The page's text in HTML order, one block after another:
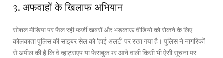
3. अफवाहों के खिलाफ अभियान
सोशल मीडिया पर फैल रही फर्जी खबरों और भड़काऊ वीडियो को रोकने के लिए
कोलकाता पुलिस की साइबर सेल को ‘हाई अलर्ट’ पर रखा गया है। पुलिस ने नागरिकों
से अपील की है कि वे व्हाट्सएप या फेसबुक पर आने वाली किसी भी ऐसी सूचना पर